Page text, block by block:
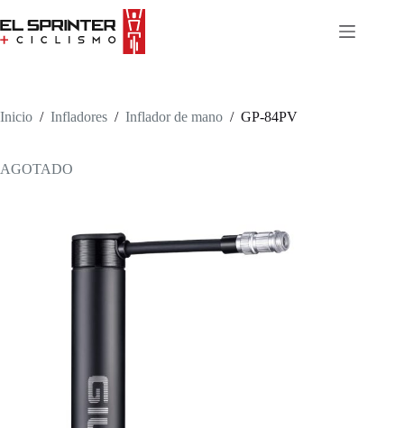
to
content
Inicio / Infladores / Inflador de mano / GP-84PV
AGOTADO